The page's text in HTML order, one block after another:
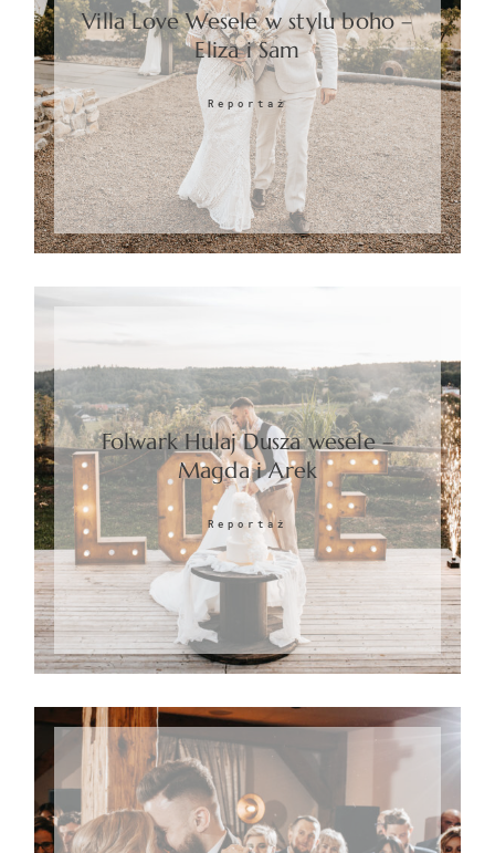
Villa Love Wesele w stylu boho –
Eliza i Sam
Reportaż
Folwark Hulaj Dusza wesele –
Magda i Arek
Reportaż